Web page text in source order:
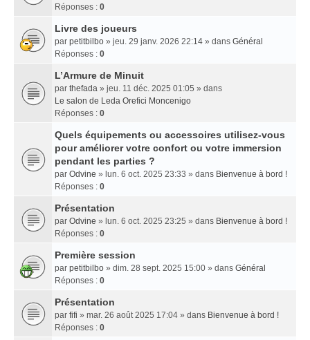
Réponses : 0
Livre des joueurs
par petitbilbo » jeu. 29 janv. 2026 22:14 » dans Général
Réponses : 0
L’Armure de Minuit
par thefada » jeu. 11 déc. 2025 01:05 » dans
Le salon de Leda Orefici Moncenigo
Réponses : 0
Quels équipements ou accessoires utilisez-vous
pour améliorer votre confort ou votre immersion
pendant les parties ?
par Odvine » lun. 6 oct. 2025 23:33 » dans Bienvenue à bord !
Réponses : 0
Présentation
par Odvine » lun. 6 oct. 2025 23:25 » dans Bienvenue à bord !
Réponses : 0
Première session
par petitbilbo » dim. 28 sept. 2025 15:00 » dans Général
Réponses : 0
Présentation
par fifi » mar. 26 août 2025 17:04 » dans Bienvenue à bord !
Réponses : 0